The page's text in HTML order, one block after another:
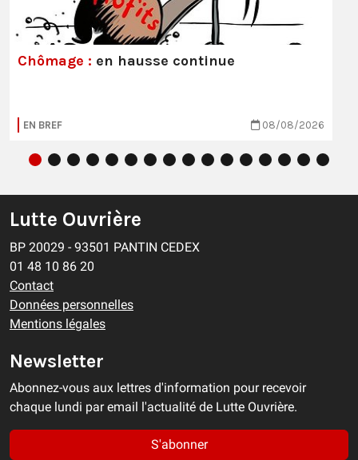
Chômage : en hausse continue
EN BREF 08/08/2026
Lutte Ouvrière
BP 20029 - 93501 PANTIN CEDEX
01 48 10 86 20
Contact
Données personnelles
Mentions légales
Newsletter
Abonnez-vous aux lettres d'information pour recevoir
chaque lundi par email l'actualité de Lutte Ouvrière.
S'abonner